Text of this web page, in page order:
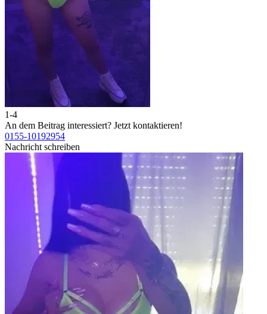
1-4
An dem Beitrag interessiert? Jetzt kontaktieren!
0155-10192954
Nachricht schreiben